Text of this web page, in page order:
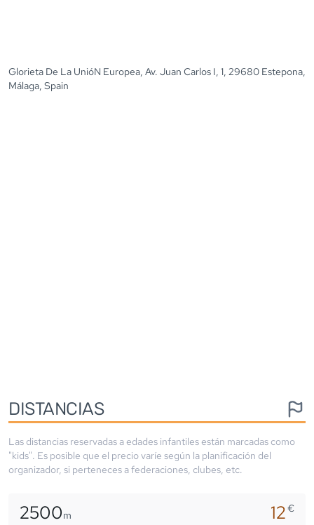
Glorieta De La UnióN Europea, Av. Juan Carlos I, 1, 29680 Estepona,
Málaga, Spain
DISTANCIAS
Las distancias reservadas a edades infantiles están marcadas como
"kids". Es posible que el precio varíe según la planificación del
organizador, si perteneces a federaciones, clubes, etc.
2500m 12€